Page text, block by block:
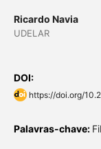
Ricardo Navia
UDELAR
DOI:
https://doi.org/
Palavras-chave: